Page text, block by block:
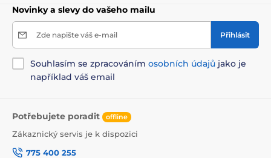
Novinky a slevy do vašeho mailu
Zde napište váš e-mail Přihlásit
Souhlasím se zpracováním osobních údajů jako je
například váš email
Potřebujete poradit offline
Zákaznický servis je k dispozici
775 400 255